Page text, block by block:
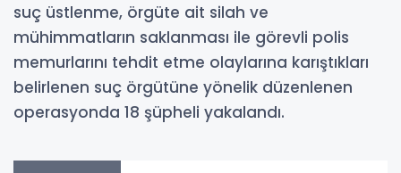
suç üstlenme, örgüte ait silah ve
mühimmatların saklanması ile görevli polis
memurlarını tehdit etme olaylarına karıştıkları
belirlenen suç örgütüne yönelik düzenlenen
operasyonda 18 şüpheli yakalandı.